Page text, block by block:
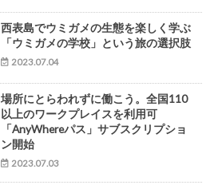
西表島でウミガメの生態を楽しく学ぶ
「ウミガメの学校」という旅の選択肢
2023.07.04
場所にとらわれずに働こう。全国110
以上のワークプレイスを利用可
「AnyWhereパス」サブスクリプショ
ン開始
2023.07.03